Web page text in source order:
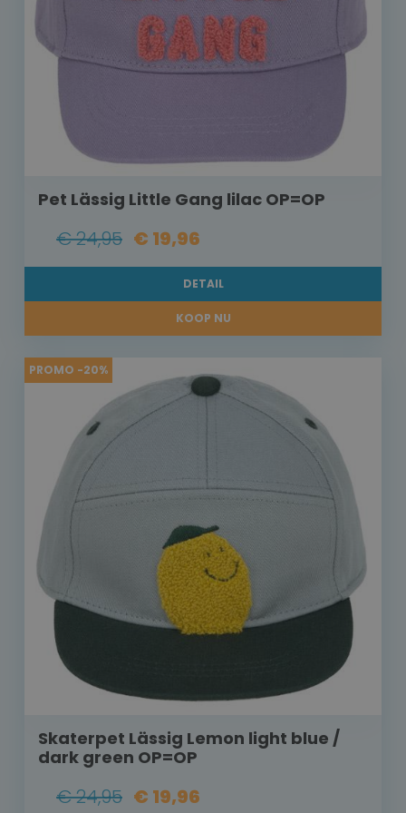
Pet Lässig Little Gang lilac OP=OP
€ 24,95 € 19,96
DETAIL
KOOP NU
PROMO -20%
Skaterpet Lässig Lemon light blue /
dark green OP=OP
€ 24,95 € 19,96